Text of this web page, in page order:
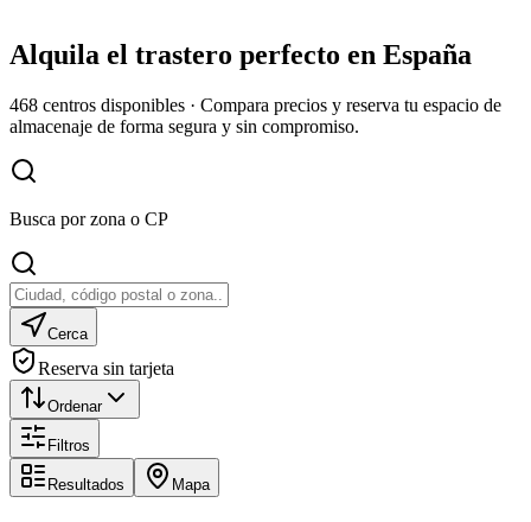
Alquila el trastero perfecto en España
468 centros disponibles · Compara precios y reserva tu espacio de
almacenaje de forma segura y sin compromiso.
Busca por zona o CP
Cerca
Reserva sin tarjeta
Ordenar
Filtros
Resultados Mapa